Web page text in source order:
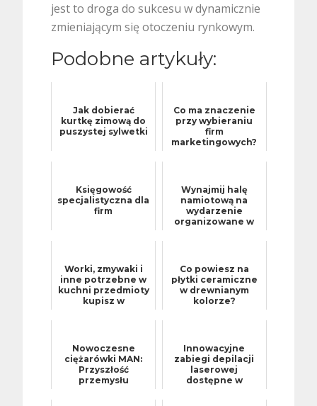
jest to droga do sukcesu w dynamicznie
zmieniającym się otoczeniu rynkowym.
Podobne artykuły:
Jak dobierać
kurtkę zimową do
puszystej sylwetki
Co ma znaczenie
przy wybieraniu
firm
marketingowych?
Księgowość
specjalistyczna dla
firm
Wynajmij halę
namiotową na
wydarzenie
organizowane w
Worki, zmywaki i
inne potrzebne w
kuchni przedmioty
kupisz w
Co powiesz na
płytki ceramiczne
w drewnianym
kolorze?
Nowoczesne
ciężarówki MAN:
Przyszłość
przemysłu
Innowacyjne
zabiegi depilacji
laserowej
dostępne w